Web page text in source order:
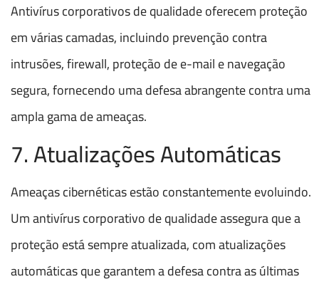
Antivírus corporativos de qualidade oferecem proteção
em várias camadas, incluindo prevenção contra
intrusões, firewall, proteção de e-mail e navegação
segura, fornecendo uma defesa abrangente contra uma
ampla gama de ameaças.
7. Atualizações Automáticas
Ameaças cibernéticas estão constantemente evoluindo.
Um antivírus corporativo de qualidade assegura que a
proteção está sempre atualizada, com atualizações
automáticas que garantem a defesa contra as últimas